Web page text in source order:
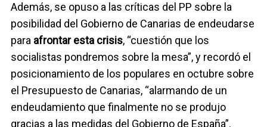
Además, se opuso a las críticas del PP sobre la
posibilidad del Gobierno de Canarias de endeudarse
para afrontar esta crisis, “cuestión que los
socialistas pondremos sobre la mesa”, y recordó el
posicionamiento de los populares en octubre sobre
el Presupuesto de Canarias, “alarmando de un
endeudamiento que finalmente no se produjo
gracias a las medidas del Gobierno de España”.